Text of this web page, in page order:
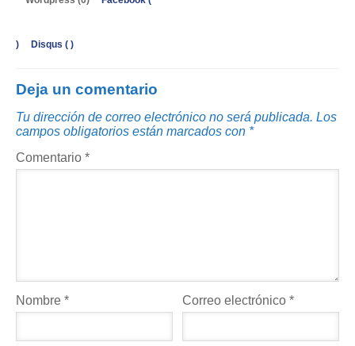
) Disqus ( )
Deja un comentario
Tu dirección de correo electrónico no será publicada. Los
campos obligatorios están marcados con *
Comentario *
Nombre * Correo electrónico*